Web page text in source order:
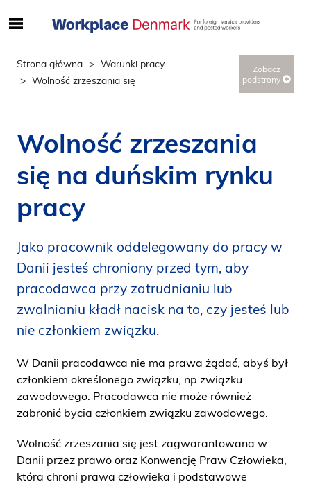
e
r
n
h
l
p
å
s
e
Strona główna
Warunki pracy
Wolność zrzeszania się
Zobacz
podstrony
Wolność zrzeszania
się na duńskim rynku
pracy
Jako pracownik oddelegowany do pracy w
Danii jesteś chroniony przed tym, aby
pracodawca przy zatrudnianiu lub
zwalnianiu kładł nacisk na to, czy jesteś lub
nie członkiem związku.
W Danii pracodawca nie ma prawa żądać, abyś był
członkiem określonego związku, np związku
zawodowego. Pracodawca nie może również
zabronić bycia członkiem związku zawodowego.
Wolność zrzeszania się jest zagwarantowana w
Danii przez prawo oraz Konwencję Praw Człowieka,
która chroni prawa człowieka i podstawowe